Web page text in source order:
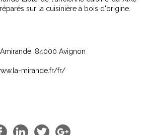
sur la cuisinière à bois d'origine.
84000 Avignon
mirande.fr/fr/